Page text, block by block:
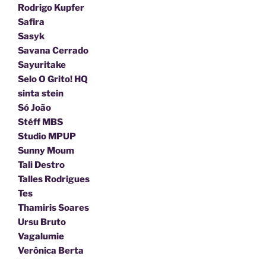
Rodrigo Kupfer
Safira
Sasyk
Savana Cerrado
Sayuritake
Selo O Grito! HQ
sinta stein
Só João
Stéff MBS
Studio MPUP
Sunny Moum
Tali Destro
Talles Rodrigues
Tes
Thamiris Soares
Ursu Bruto
Vagalumie
Verônica Berta